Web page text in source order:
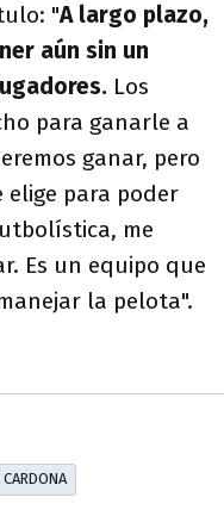
"A largo plazo,
aún sin un
Los
para ganarle a
ganar, pero
elige para poder
me
Es un equipo que
la pelota".